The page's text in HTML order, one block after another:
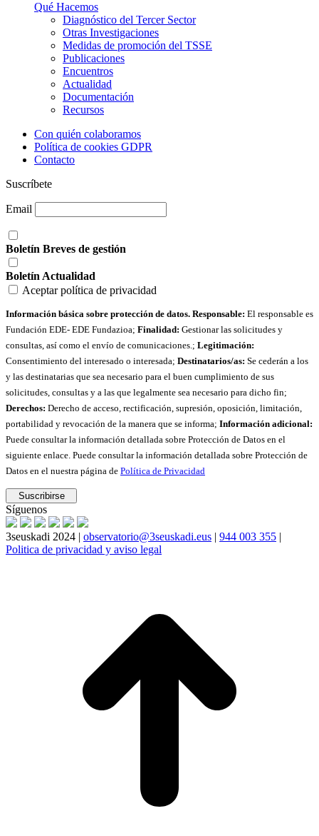
Qué Hacemos
Diagnóstico del Tercer Sector
Otras Investigaciones
Medidas de promoción del TSSE
Publicaciones
Encuentros
Actualidad
Documentación
Recursos
Con quién colaboramos
Política de cookies GDPR
Contacto
Suscríbete
Email
Boletín Breves de gestión
Boletín Actualidad
Aceptar política de privacidad
Información básica sobre protección de datos. Responsable: El responsable es
Fundación EDE- EDE Fundazioa; Finalidad: Gestionar las solicitudes y
consultas, así como el envío de comunicaciones.; Legitimación:
Consentimiento del interesado o interesada; Destinatarios/as: Se cederán a los
y las destinatarias que sea necesario para el buen cumplimiento de sus
solicitudes, consultas y a las que legalmente sea necesario para dicho fin;
Derechos: Derecho de acceso, rectificación, supresión, oposición, limitación,
portabilidad y revocación de la manera que se informa; Información adicional:
Puede consultar la información detallada sobre Protección de Datos en el
siguiente enlace. Puede consultar la información detallada sobre Protección de
Datos en el nuestra página de Política de Privacidad
Síguenos
3seuskadi 2024 | observatorio@3seuskadi.eus | 944 003 355 |
Politica de privacidad y aviso legal